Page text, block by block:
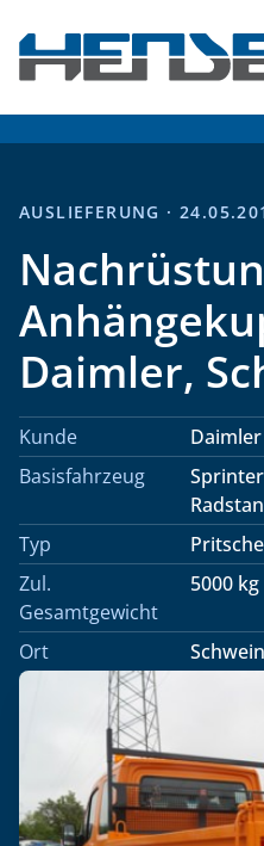
HENSEL Fahrzeugbau
AUSLIEFERUNG ·
Daimler,
Kunde
Daimler
Basisfahrzeug
Typ
Zul.
Gesamtgewicht
5000 kg
Ort